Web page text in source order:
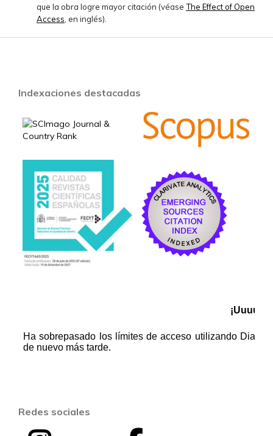
que la obra logre mayor citación (véase The Effect of Open
Access , en inglés).
Indexaciones destacadas
Redes sociales